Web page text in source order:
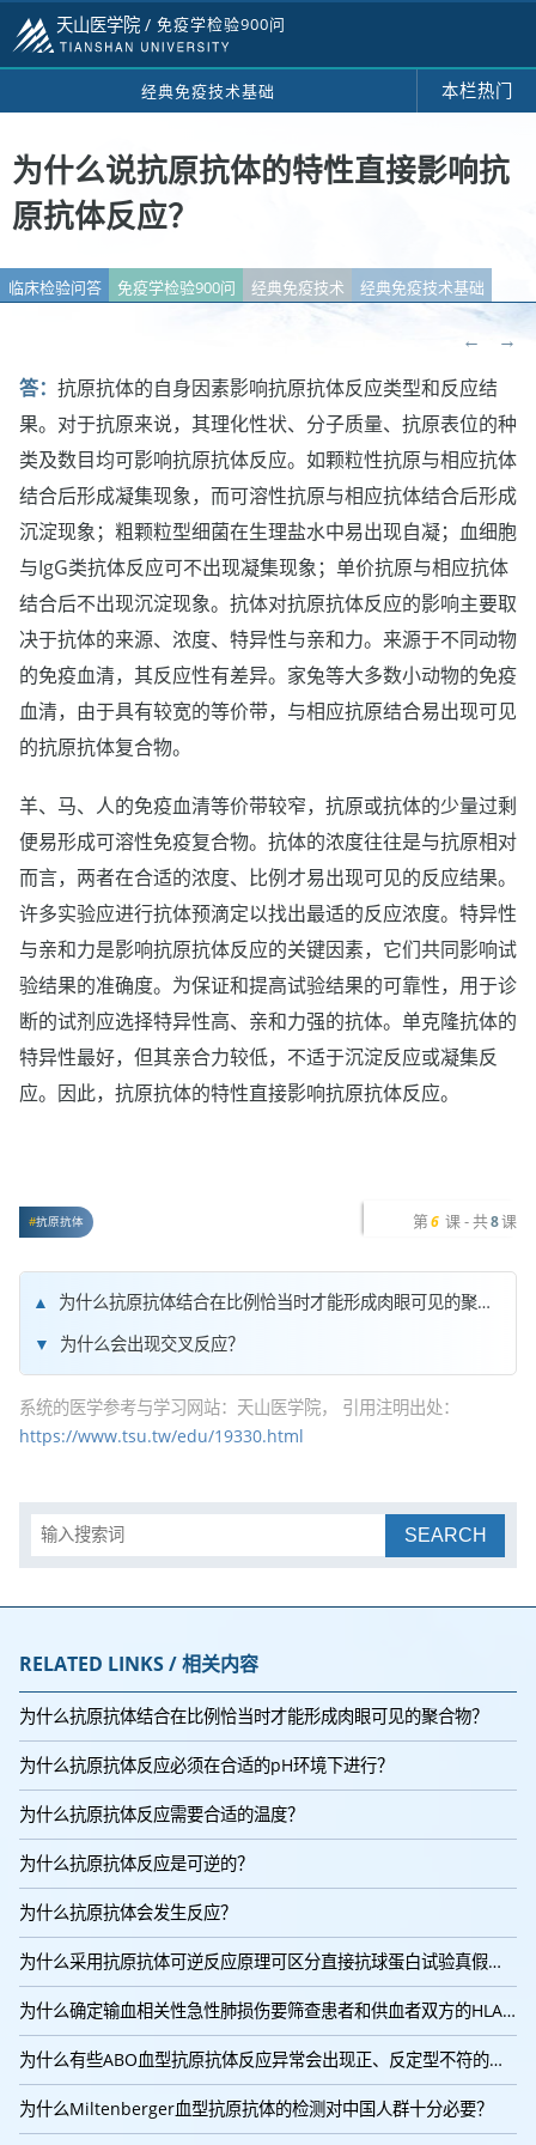
天山医学院 / 免疫学检验900问
经典免疫技术基础 本栏热门
为什么说抗原抗体的特性直接影响抗
原抗体反应？
临床检验问答 免疫学检验900问 经典免疫技术 经典免疫技术基础
←
→
答： 抗原抗体的自身因素影响抗原抗体反应类型和反应结
果。对于抗原来说，其理化性状、分子质量、抗原表位的种
类及数目均可影响抗原抗体反应。如颗粒性抗原与相应抗体
结合后形成凝集现象，而可溶性抗原与相应抗体结合后形成
沉淀现象；粗颗粒型细菌在生理盐水中易出现自凝；血细胞
与IgG类抗体反应可不出现凝集现象；单价抗原与相应抗体
结合后不出现沉淀现象。抗体对抗原抗体反应的影响主要取
决于抗体的来源、浓度、特异性与亲和力。来源于不同动物
的免疫血清，其反应性有差异。家兔等大多数小动物的免疫
血清，由于具有较宽的等价带，与相应抗原结合易出现可见
的抗原抗体复合物。
羊、马、人的免疫血清等价带较窄，抗原或抗体的少量过剩
便易形成可溶性免疫复合物。抗体的浓度往往是与抗原相对
而言，两者在合适的浓度、比例才易出现可见的反应结果。
许多实验应进行抗体预滴定以找出最适的反应浓度。特异性
与亲和力是影响抗原抗体反应的关键因素，它们共同影响试
验结果的准确度。为保证和提高试验结果的可靠性，用于诊
断的试剂应选择特异性高、亲和力强的抗体。单克隆抗体的
特异性最好，但其亲合力较低，不适于沉淀反应或凝集反
应。因此，抗原抗体的特性直接影响抗原抗体反应。
抗原抗体 第 6 课 - 共8课
为什么抗原抗体结合在比例恰当时才能形成肉眼可见的聚合物？
为什么会出现交叉反应？
系统的医学参考与学习网站：天山医学院， 引用注明出处：
https://www.tsu.tw/edu/19330.html
SEARCH
RELATED LINKS / 相关内容
为什么抗原抗体结合在比例恰当时才能形成肉眼可见的聚合物？
为什么抗原抗体反应必须在合适的pH环境下进行？
为什么抗原抗体反应需要合适的温度？
为什么抗原抗体反应是可逆的？
为什么抗原抗体会发生反应？
为什么采用抗原抗体可逆反应原理可区分直接抗球蛋白试验真假阳性？
为什么确定输血相关性急性肺损伤要筛查患者和供血者双方的HLA和人
为什么有些ABO血型抗原抗体反应异常会出现正、反定型不符的现象？
为什么Miltenberger血型抗原抗体的检测对中国人群十分必要？